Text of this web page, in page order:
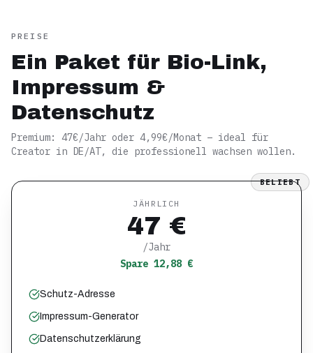
PREISE
Ein Paket für Bio-Link,
Impressum &
Datenschutz
Premium: 47€/Jahr oder 4,99€/Monat – ideal für
Creator in DE/AT, die professionell wachsen wollen.
BELIEBT
JÄHRLICH
47 €
/Jahr
Spare 12,88 €
Schutz-Adresse
Impressum-Generator
Datenschutzerklärung